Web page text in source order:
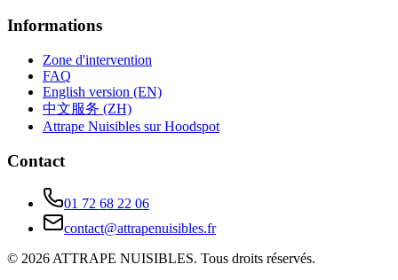
Informations
Zone d'intervention
FAQ
English version (EN)
中文服务 (ZH)
Attrape Nuisibles sur Hoodspot
Contact
01 72 68 22 06
contact@attrapenuisibles.fr
© 2026ATTRAPE NUISIBLES. Tous droits réservés.